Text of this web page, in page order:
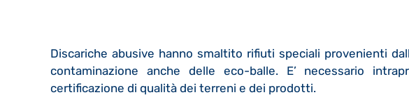
Discariche abusive hanno smaltito rifiuti speciali provenienti
contaminazione anche delle eco-balle. E’ necessario
certificazione di qualità dei terreni e dei prodotti.